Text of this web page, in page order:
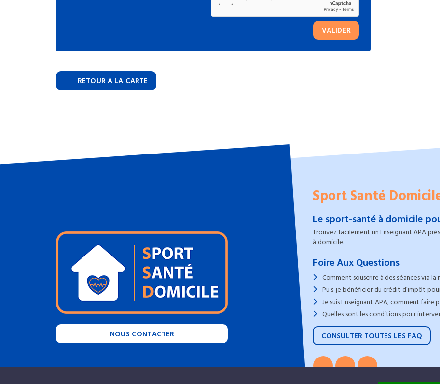
VALIDER
RETOUR À LA CARTE
NOUS CONTACTER
Sport Santé
Le sport-santé à domicile
Trouvez facilement un Enseignant APA
à domicile.
Foire Aux Questions
Comment souscrire à des séances via
Puis-je bénéficier du crédit d’impôt
Je suis Enseignant APA, comment faire
Quelles sont les conditions pour
CONSULTER TOUTES LES FAQ